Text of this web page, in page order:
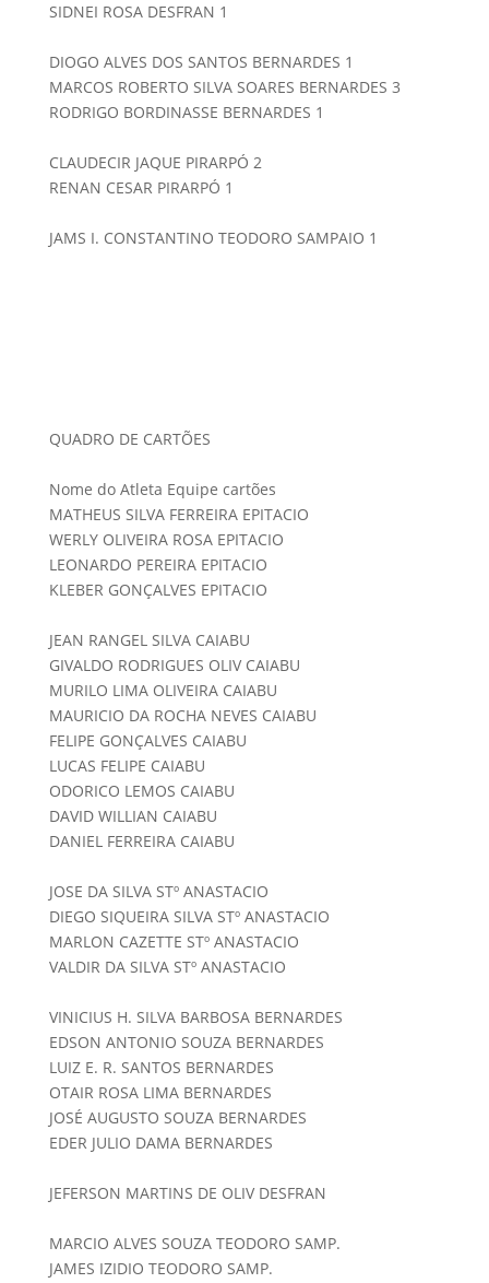
SIDNEI ROSA DESFRAN 1
DIOGO ALVES DOS SANTOS BERNARDES 1
MARCOS ROBERTO SILVA SOARES BERNARDES 3
RODRIGO BORDINASSE BERNARDES 1
CLAUDECIR JAQUE PIRARPÓ 2
RENAN CESAR PIRARPÓ 1
JAMS I. CONSTANTINO TEODORO SAMPAIO 1
QUADRO DE CARTÕES
Nome do Atleta Equipe cartões
MATHEUS SILVA FERREIRA EPITACIO
WERLY OLIVEIRA ROSA EPITACIO
LEONARDO PEREIRA EPITACIO
KLEBER GONÇALVES EPITACIO
JEAN RANGEL SILVA CAIABU
GIVALDO RODRIGUES OLIV CAIABU
MURILO LIMA OLIVEIRA CAIABU
MAURICIO DA ROCHA NEVES CAIABU
FELIPE GONÇALVES CAIABU
LUCAS FELIPE CAIABU
ODORICO LEMOS CAIABU
DAVID WILLIAN CAIABU
DANIEL FERREIRA CAIABU
JOSE DA SILVA STº ANASTACIO
DIEGO SIQUEIRA SILVA STº ANASTACIO
MARLON CAZETTE STº ANASTACIO
VALDIR DA SILVA STº ANASTACIO
VINICIUS H. SILVA BARBOSA BERNARDES
EDSON ANTONIO SOUZA BERNARDES
LUIZ E. R. SANTOS BERNARDES
OTAIR ROSA LIMA BERNARDES
JOSÉ AUGUSTO SOUZA BERNARDES
EDER JULIO DAMA BERNARDES
JEFERSON MARTINS DE OLIV DESFRAN
MARCIO ALVES SOUZA TEODORO SAMP.
JAMES IZIDIO TEODORO SAMP.